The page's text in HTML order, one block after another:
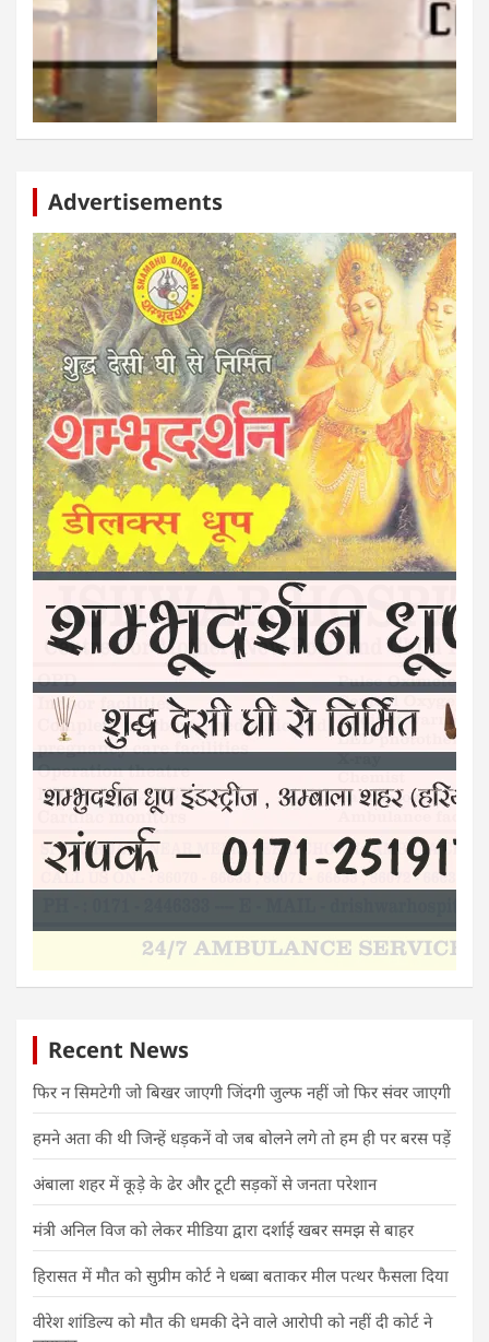
Advertisements
Recent News
फिर न सिमटेगी जो बिखर जाएगी जिंदगी जुल्फ नहीं जो फिर संवर जाएगी
हमने अता की थी जिन्हें धड़कनें वो जब बोलने लगे तो हम ही पर बरस पड़ें
अंबाला शहर में कूड़े के ढेर और टूटी सड़कों से जनता परेशान
मंत्री अनिल विज को लेकर मीडिया द्वारा दर्शाई खबर समझ से बाहर
हिरासत में मौत को सुप्रीम कोर्ट ने धब्बा बताकर मील पत्थर फैसला दिया
वीरेश शांडिल्य को मौत की धमकी देने वाले आरोपी को नहीं दी कोर्ट ने